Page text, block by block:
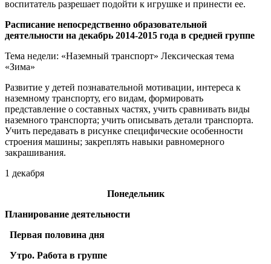
воспитатель разрешает подойти к игрушке и принести ее.
Расписание непосредственно образовательной
деятельности на декабрь 2014-2015 года в средней группе
Тема недели: «Наземный транспорт» Лексическая тема
«Зима»
Развитие у детей познавательной мотивации, интереса к
наземному транспорту, его видам, формировать
представление о составных частях, учить сравнивать виды
наземного транспорта; учить описывать детали транспорта.
Учить передавать в рисунке специфические особенности
строения машины; закреплять навыки равномерного
закрашивания.
1 декабря
Понедельник
Планирование деятельности
Первая половина дня
Утро. Работа в группе